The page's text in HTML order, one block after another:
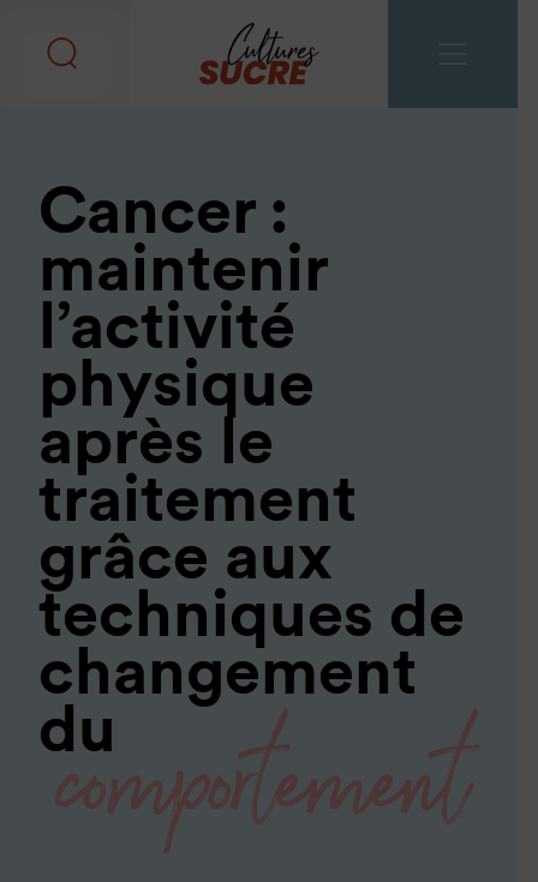
Cancer :
maintenir
l’activité
physique
après le
traitement
grâce aux
techniques de
changement
du
comportement